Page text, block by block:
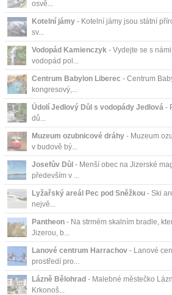
osvě...
Kotelní jámy - Kotelní jámy jsou státní
sv...
Vodopád Kamienczyk - Vydejte se s
vodopád pol...
Centrum Babylon Liberec - Centrum
kongresový,...
Údolí Jedlový Důl s vodopády Jedlová -
dů...
Muzeum ozubnicové dráhy - Muzeum
v budově bý...
Josefův Důl - Menší obec na Jizerské
především v ...
Lyžařský areál Pec pod Sněžkou - Ski
nejvě...
Pantheon - Na strmém skalním bradle,
Jizerou, b...
Lanové centrum Harrachov - Lanové
prostředí pro...
Lázně Bělohrad - Malebné městečko
Krkonoš...